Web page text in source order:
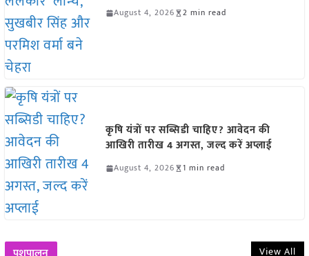
August 4, 2026 2 min read
कृषि यंत्रों पर सब्सिडी चाहिए? आवेदन की
आखिरी तारीख 4 अगस्त, जल्द करें अप्लाई
August 4, 2026 1 min read
View All